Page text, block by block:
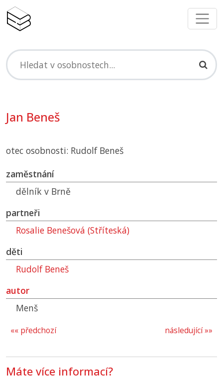
Jan Beneš
otec osobnosti: Rudolf Beneš
zaměstnání
dělník v Brně
partneři
Rosalie Benešová (Stříteská)
děti
Rudolf Beneš
autor
Menš
následující »»
«« předchozí
Máte více informací?